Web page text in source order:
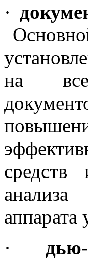
·
на
средств
аппарата
·